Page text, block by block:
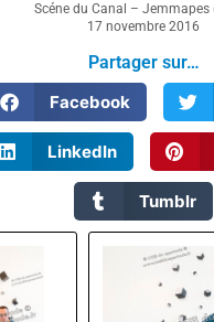
Scéne du Canal – Jemmapes
17 novembre 2016
Partager sur…
Facebook
LinkedIn
Tumblr